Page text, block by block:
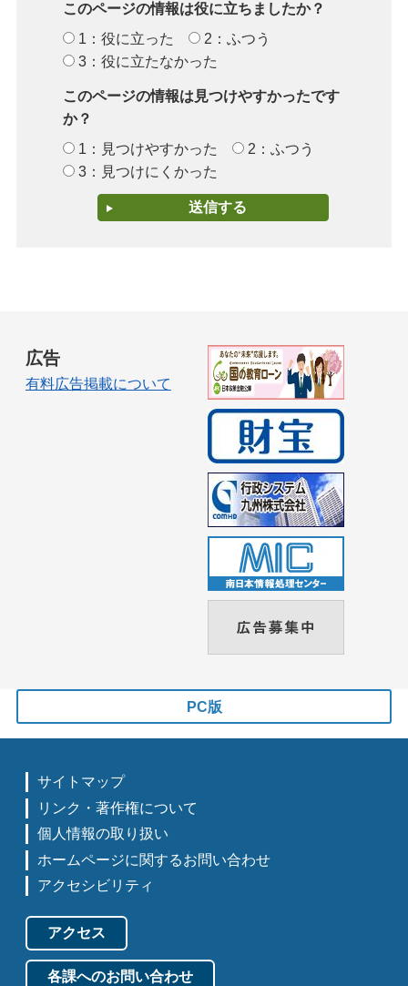
このページの情報は役に立ちましたか？
1：役に立った
2：ふつう
3：役に立たなかった
このページの情報は見つけやすかったです
か？
1：見つけやすかった
2：ふつう
3：見つけにくかった
広告
有料広告掲載について
PC版
サイトマップ
リンク・著作権について
個人情報の取り扱い
ホームページに関するお問い合わせ
アクセシビリティ
アクセス
各課へのお問い合わせ